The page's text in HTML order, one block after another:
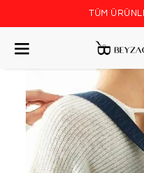
TÜM